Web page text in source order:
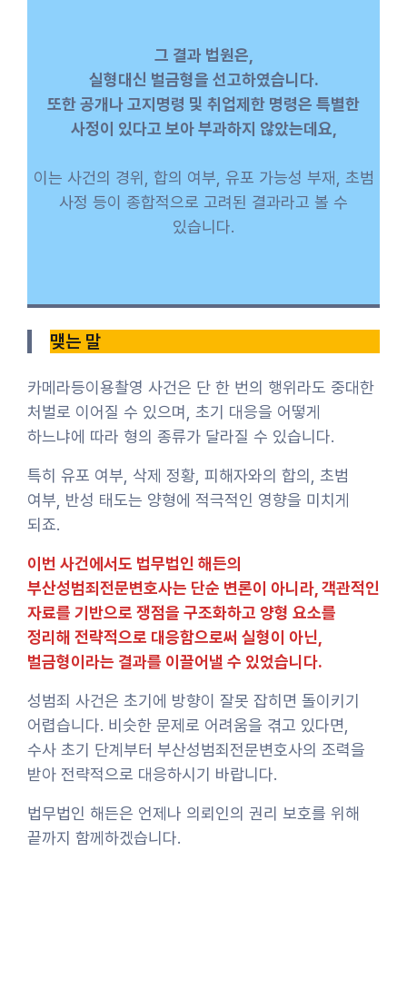
그 결과 법원은,
실형대신 벌금형을 선고하였습니다.
또한 공개나 고지명령 및 취업제한 명령은 특별한
사정이 있다고 보아 부과하지 않았는데요,
이는 사건의 경위, 합의 여부, 유포 가능성 부재, 초범
사정 등이 종합적으로 고려된 결과라고 볼 수
있습니다.
맺는 말
카메라등이용촬영 사건은 단 한 번의 행위라도 중대한
처벌로 이어질 수 있으며, 초기 대응을 어떻게
하느냐에 따라 형의 종류가 달라질 수 있습니다.
특히 유포 여부, 삭제 정황, 피해자와의 합의, 초범
여부, 반성 태도는 양형에 적극적인 영향을 미치게
되죠.
이번 사건에서도 법무법인 해든의
부산성범죄전문변호사는 단순 변론이 아니라, 객관적인
자료를 기반으로 쟁점을 구조화하고 양형 요소를
정리해 전략적으로 대응함으로써 실형이 아닌,
벌금형이라는 결과를 이끌어낼 수 있었습니다.
성범죄 사건은 초기에 방향이 잘못 잡히면 돌이키기
어렵습니다. 비슷한 문제로 어려움을 겪고 있다면,
수사 초기 단계부터 부산성범죄전문변호사의 조력을
받아 전략적으로 대응하시기 바랍니다.
법무법인 해든은 언제나 의뢰인의 권리 보호를 위해
끝까지 함께하겠습니다.